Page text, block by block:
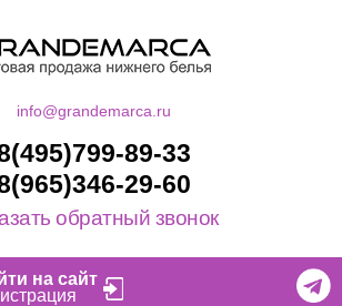
info@grandemarca.ru
89-33
29-60
обратный звонок
на сайт